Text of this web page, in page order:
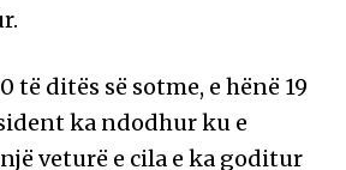
të ditës së sotme, e hënë 19
ka ndodhur ku e
veturë e cila e ka goditur